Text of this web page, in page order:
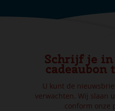
Schrijf je in
cadeaubon
U kunt de
verwachten. Wij slaan
conform onze